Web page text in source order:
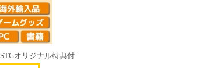
STGオリジナル特典付